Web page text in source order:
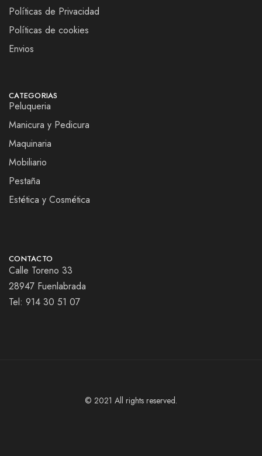
Políticas de Privacidad
Políticas de cookies
Envios
CATEGORIAS
Peluqueria
Manicura y Pedicura
Maquinaria
Mobiliario
Pestaña
Estética y Cosmética
CONTACTO
Calle Toreno 33
28947 Fuenlabrada
Tel: 914 30 51 07
© 2021 All rights reserved.